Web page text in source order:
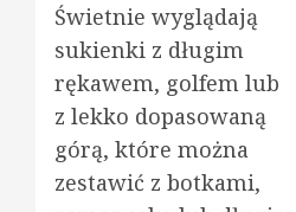
Świetnie wyglądają
sukienki z długim
rękawem, golfem lub
z lekko dopasowaną
górą, które można
zestawić z botkami,